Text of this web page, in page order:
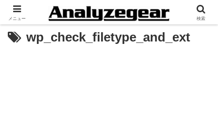
wp_check_filetype_and_ext
メニュー 検索